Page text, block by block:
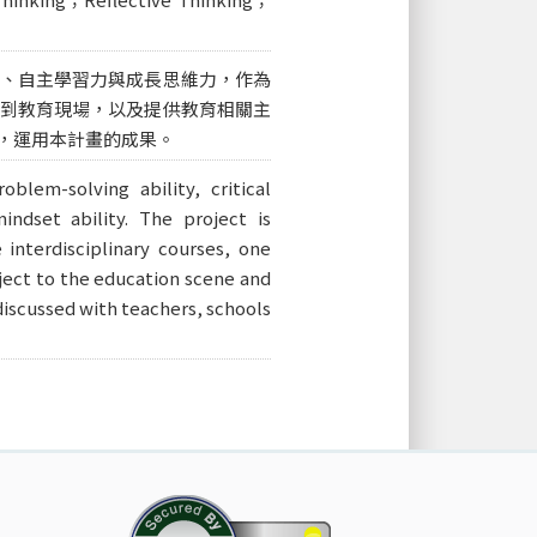
自主學習力與成長思維力，作為
教育現場，以及提供教育相關主
運用本計畫的成果。
solving ability, critical
ability. The project is
courses, one
to the education scene and
with teachers, schools